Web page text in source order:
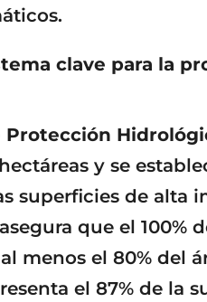
clave para la
Protección
y se
superficies de alta
que el 100%
menos el 80% del
el 87% de la